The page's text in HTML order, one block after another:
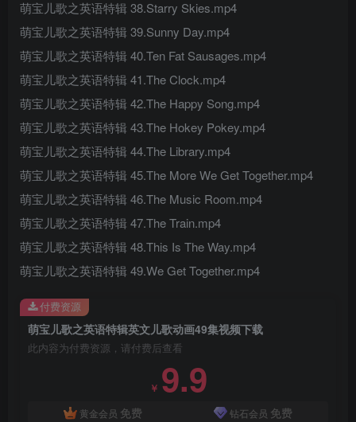
萌宝儿歌之英语特辑 38.Starry Skies.mp4
萌宝儿歌之英语特辑 39.Sunny Day.mp4
萌宝儿歌之英语特辑 40.Ten Fat Sausages.mp4
萌宝儿歌之英语特辑 41.The Clock.mp4
萌宝儿歌之英语特辑 42.The Happy Song.mp4
萌宝儿歌之英语特辑 43.The Hokey Pokey.mp4
萌宝儿歌之英语特辑 44.The Library.mp4
萌宝儿歌之英语特辑 45.The More We Get Together.mp4
萌宝儿歌之英语特辑 46.The Music Room.mp4
萌宝儿歌之英语特辑 47.The Train.mp4
萌宝儿歌之英语特辑 48.This Is The Way.mp4
萌宝儿歌之英语特辑 49.We Get Together.mp4
萌宝儿歌之英语特辑英文儿歌动画49集视频下载
此内容为付费资源，请付费后查看
￥ 9.9
黄金会员 免费 钻石会员 免费
付费资源